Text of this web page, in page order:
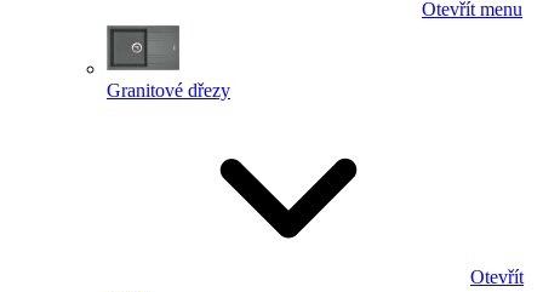
Otevřít menu
Granitové dřezy
Otevřít